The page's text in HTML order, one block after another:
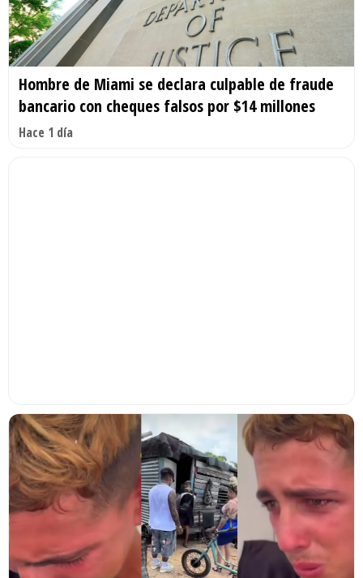
Hombre de Miami se declara culpable de fraude
bancario con cheques falsos por $14 millones
Hace 1 día